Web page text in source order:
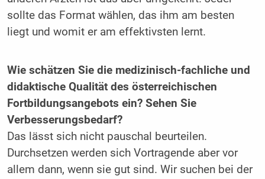
sollte das Format wählen, das ihm am besten
liegt und womit er am effektivsten lernt.
Wie schätzen Sie die medizinisch-fachliche und
didaktische Qualität des österreichischen
Fortbildungsangebots ein? Sehen Sie
Verbesserungsbedarf?
Das lässt sich nicht pauschal beurteilen.
Durchsetzen werden sich Vortragende aber vor
allem dann, wenn sie gut sind. Wir suchen bei der